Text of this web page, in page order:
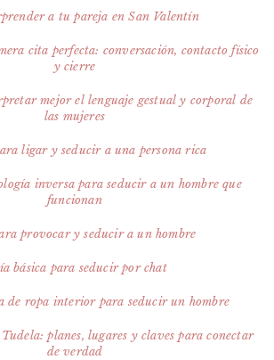
a tu pareja en San Valentín
cita perfecta: conversación, contacto físico
y cierre
mejor el lenguaje gestual y corporal de
las mujeres
ligar y seducir a una persona rica
inversa para seducir a un hombre que
funcionan
provocar y seducir​ a un hombre
básica para seducir por chat
de ropa interior para seducir un hombre​
planes, lugares y claves para conectar
de verdad